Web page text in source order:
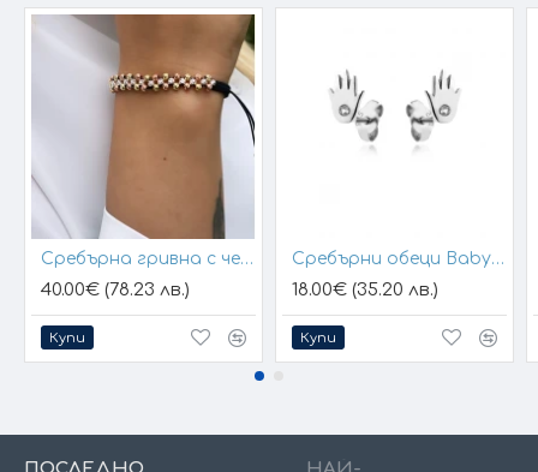
Сребърна гривна с черен конец и позлатени топчета
40.00€ (78.23 лв.)
Купи
Сребърни обеци Baby Hands
18.00€ (35.20 лв.)
Купи